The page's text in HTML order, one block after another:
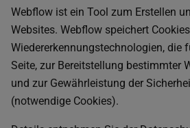
Webflow ist ein Tool zum Erstellen
Websites. Webflow speichert
Wiedererkennungstechnologien, die
Seite, zur Bereitstellung bestimmter
und zur Gewährleistung der
(notwendige Cookies).